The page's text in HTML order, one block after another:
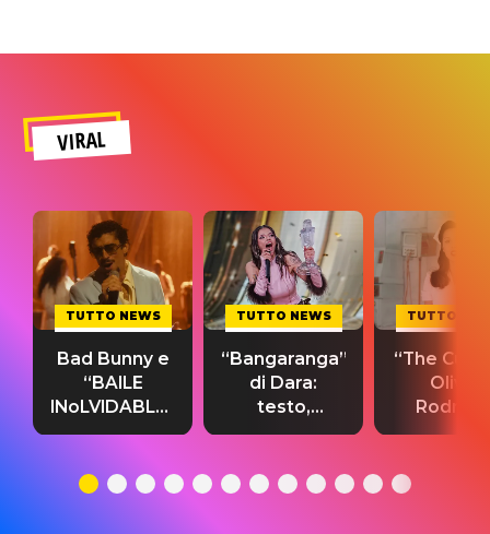
VIRAL
TUTTO NEWS
Bad Bunny e
“BAILE
INoLVIDABLE”:
testo,
significato
TUTTO NEWS
“Bangaranga”
di Dara:
testo,
traduzione e
del singolo
TUTTO
“The
Olivia
testo,